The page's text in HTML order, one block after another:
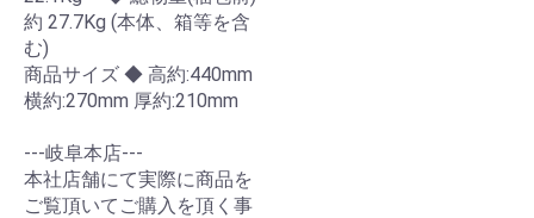
約 27.7Kg (本体、箱等を含
む)
商品サイズ ◆ 高約:440mm
横約:270mm 厚約:210mm
---岐阜本店---
本社店舗にて実際に商品を
ご覧頂いてご購入を頂く事